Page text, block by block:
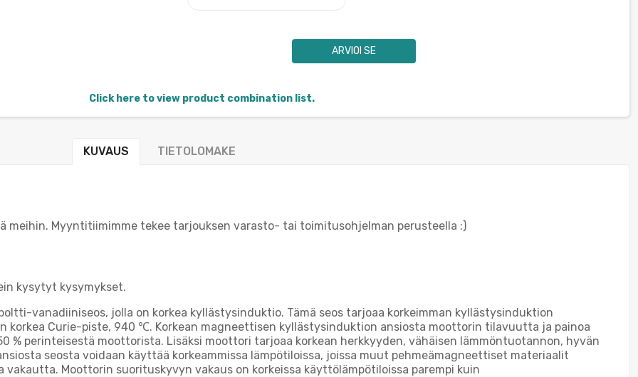
ARVIOI SE
Click here to view product combination list.
KUVAUS TIETOLOMAKE
Myyntitiimimme tekee tarjouksen varasto- tai toimitusohjelman perusteella :)
kysytyt kysymykset.
vanadiiniseos, jolla on korkea kyllästysinduktio. Tämä seos tarjoaa korkeimman kyllästysinduktion
korkea Curie-piste, 940 ℃. Korkean magneettisen kyllästysinduktion ansiosta moottorin tilavuutta ja painoa
% perinteisestä moottorista. Lisäksi moottori tarjoaa korkean herkkyyden, vähäisen lämmöntuotannon, hyvän
seosta voidaan käyttää korkeammissa lämpötiloissa, joissa muut pehmeämagneettiset materiaalit
Moottorin suorituskyvyn vakaus on korkeissa käyttölämpötiloissa parempi kuin